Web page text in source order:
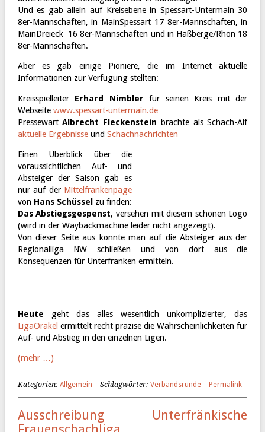
Und es gab allein auf Kreisebene in Spessart-Untermain 30
8er-Mannschaften, in MainSpessart 17 8er-Mannschaften, in
MainDreieck 16 8er-Mannschaften und in Haßberge/Rhön 18
8er-Mannschaften.
Aber es gab einige Pioniere, die im Internet aktuelle
Informationen zur Verfügung stellten:
Kreisspielleiter Erhard Nimbler für seinen Kreis mit der
Webseite www.spessart-untermain.de
PressewartAlbrecht Fleckenstein brachte als Schach-Alf
aktuelle Ergebnisseund Schachnachrichten
Einen Überblick über die
voraussichtlichen Auf- und
Absteiger der Saison gab es
nur auf der Mittelfrankenpage
von Hans Schüssel
zu finden:
Das Abstiegsgespenst, versehen mit diesem schönen Logo
(wird in der Waybackmachine leider nicht angezeigt).
Von dieser Seite aus konnte man auf die Absteiger aus der
Regionalliga NW schließen und von dort aus die
Konsequenzen für Unterfranken ermitteln.
Heute geht das alles wesentlich unkomplizierter, das
LigaOrakel ermittelt recht präzise die Wahrscheinlichkeiten für
Auf- und Abstieg in den einzelnen Ligen.
(mehr …)
Kategorien: Allgemein | Schlagwörter: Verbandsrunde| Permalink
Ausschreibung Unterfränkische